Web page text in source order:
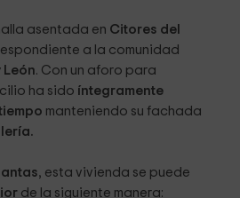
asentada en Citores del
a la comunidad
León. Con un aforo para
ha sido íntegramente
manteniendo su fachada
, esta vivienda se puede
de la siguiente manera: